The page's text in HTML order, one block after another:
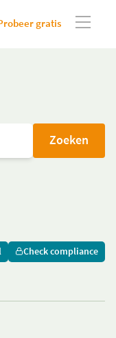
gratis
Zoeken
Check compliance